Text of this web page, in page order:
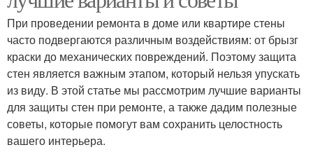
При проведении ремонта в доме или квартире стены
часто подвергаются различным воздействиям: от брызг
краски до механических повреждений. Поэтому защита
стен является важным этапом, который нельзя упускать
из виду. В этой статье мы рассмотрим лучшие варианты
для защиты стен при ремонте, а также дадим полезные
советы, которые помогут вам сохранить целостность
вашего интерьера.